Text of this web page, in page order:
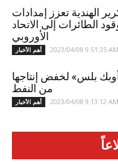
الهندية تعزز إمدادات
الطائرات إلى الاتحاد
الأوروبي
أهم الأخبار 2023/04/08 9:51:35 AM
بلس» لخفض إنتاجها
من النفط
أهم الأخبار 2023/04/08 9:13:12 AM